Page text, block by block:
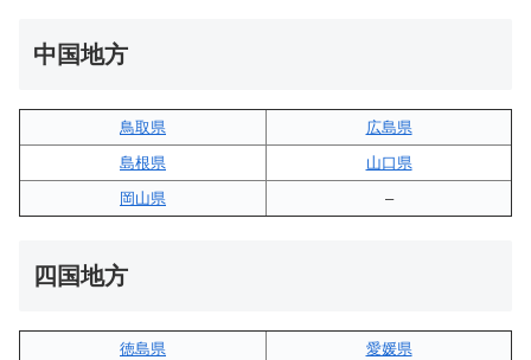
中国地方
鳥取県
広島県
島根県
山口県
岡山県
–
四国地方
徳島県
愛媛県